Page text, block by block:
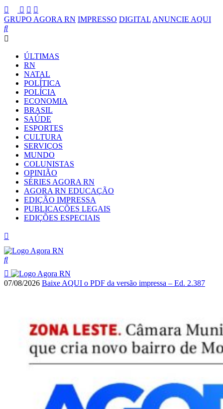
GRUPO AGORA RN IMPRESSO DIGITAL ANUNCIE AQUI
ÚLTIMAS
RN
NATAL
POLÍTICA
POLÍCIA
ECONOMIA
BRASIL
SAÚDE
ESPORTES
CULTURA
SERVIÇOS
MUNDO
COLUNISTAS
OPINIÃO
SÉRIES AGORA RN
AGORA RN EDUCAÇÃO
EDIÇÃO IMPRESSA
PUBLICAÇÕES LEGAIS
EDIÇÕES ESPECIAIS
07/08/2026 Baixe AQUI o PDF da versão impressa – Ed. 2.387